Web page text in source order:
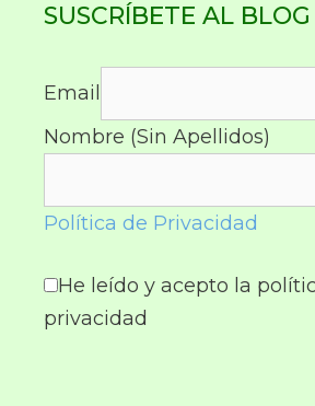
SUSCRÍBETE AL BLOG
Email
Nombre (Sin Apellidos)
Política de Privacidad
He leído y acepto la
privacidad